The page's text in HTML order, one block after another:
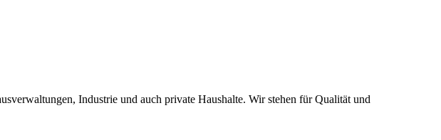
Industrie und auch private Haushalte. Wir stehen für Qualität und